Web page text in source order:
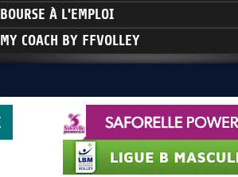
BOURSE À L'EMPLOI
MY COACH BY FFVOLLEY